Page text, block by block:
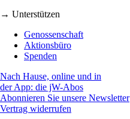
→ Unterstützen
Genossenschaft
Aktionsbüro
Spenden
Nach Hause, online und in
der App: die jW-Abos
Abonnieren Sie unsere Newsletter
Vertrag widerrufen